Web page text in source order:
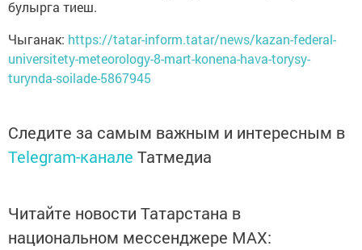
булырга тиеш.
Чыганак: https://tatar-inform.tatar/news/kazan-federal-
universitety-meteorology-8-mart-konena-hava-torysy-
turynda-soilade-5867945
Следите за самым важным и интересным в
Telegram-канале Татмедиа
Читайте новости Татарстана в
национальном мессенджере MАХ: